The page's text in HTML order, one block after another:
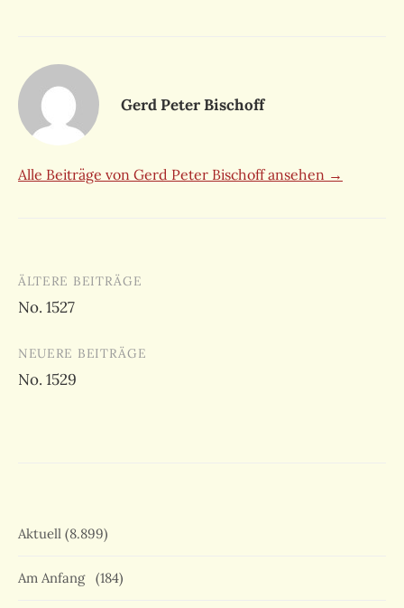
Gerd Peter Bischoff
Alle Beiträge von Gerd Peter Bischoff ansehen →
Beitragsnavigation
ÄLTERE BEITRÄGE
No. 1527
NEUERE BEITRÄGE
No. 1529
Aktuell (8.899)
Am Anfang (184)